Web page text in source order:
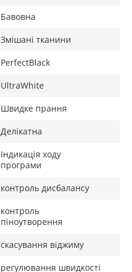
Бавовна
Змішані тканини
PerfectBlack
UltraWhite
Швидке прання
Делікатна
Індикація ходу
програми
контроль дисбалансу
контроль
піноутворення
скасування віджиму
регулювання швидкості